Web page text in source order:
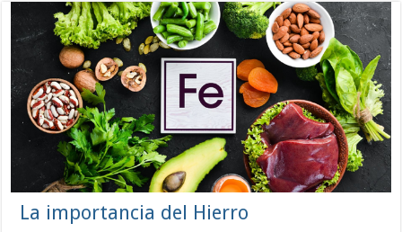
La importancia del Hierro